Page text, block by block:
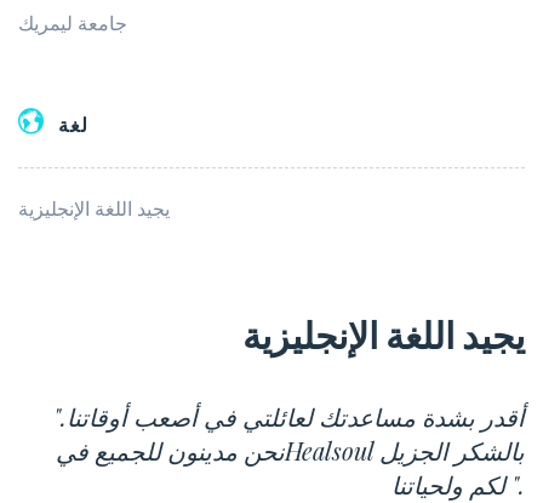
جامعة ليمريك
لغة
يجيد اللغة الإنجليزية
يجيد اللغة الإنجليزية
"أقدر بشدة مساعدتك لعائلتي في أصعب أوقاتنا.
نحن مدينون للجميع فيHealsoul بالشكر الجزيل
لكم ولحياتنا ".